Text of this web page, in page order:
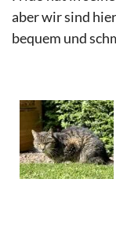
aber wir sind
bequem und